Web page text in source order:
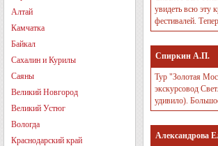
Алтай
Камчатка
Байкал
Сахалин и Курилы
Саяны
Великий Новгород
Великий Устюг
Вологда
Краснодарский край
увидеть всю эту
фестивалей.
Спиркин А.П.
Тур "Золотая
экскурсовод
удивило).
Александрова